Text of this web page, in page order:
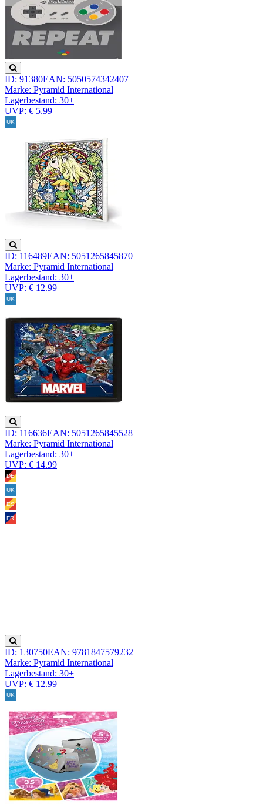
ID: 91380EAN: 5050574342407
Marke: Pyramid International
Lagerbestand: 30+
UVP: € 5.99
ID: 116489EAN: 5051265845870
Marke: Pyramid International
Lagerbestand: 30+
UVP: € 12.99
ID: 116636EAN: 5051265845528
Marke: Pyramid International
Lagerbestand: 30+
UVP: € 14.99
ID: 130750EAN: 9781847579232
Marke: Pyramid International
Lagerbestand: 30+
UVP: € 12.99